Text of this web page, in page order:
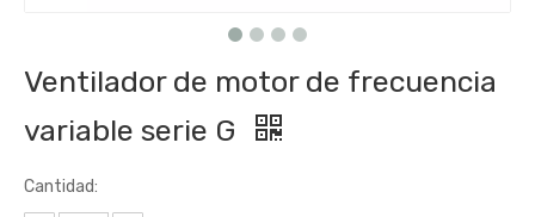
Ventilador de motor de frecuencia
variable serie G
Cantidad: